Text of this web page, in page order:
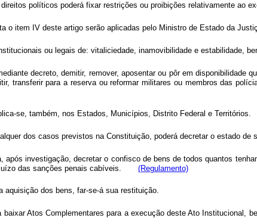
direitos políticos poderá fixar restrições ou proibições relativamente
o item IV deste artigo serão aplicadas pelo Ministro de Estado da
ou legais de: vitaliciedade, inamovibilidade e estabilidade,
decreto, demitir, remover, aposentar ou pôr em
transferir para a reserva ou reformar militares ou membros das
se, também, nos Estados, Municípios, Distrito Federal e Territórios.
dos casos previstos na Constituição, poderá decretar o estado de
após investigação, decretar o confisco de bens de todos quantos
das sanções penais cabíveis. (Regulamento)
aquisição dos bens, far-se-á sua restituição.
baixar Atos Complementares para a execução deste Ato Institucional,